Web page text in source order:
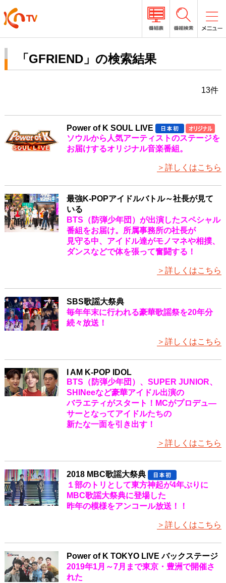
「GFRIEND」の検索結果
13件
Power of K SOUL LIVE
ソウルから人気アーティストのステージを
お届けするオリジナル音楽番組。
＞詳しくはこちら
最強K-POPアイドルバトル～社長が見て
いる
BTS（防弾少年団）が出演したスペシャル
番組をお届け。所属事務所の社長が
見守る中、アイドル達がモノマネや相撲、
ダンスなどで体を張って奮闘する！
＞詳しくはこちら
SBS歌謡大祭典
毎年年末に行われる豪華歌謡祭を20年分
続々放送！
＞詳しくはこちら
I AM K-POP IDOL
BTS（防弾少年団）、SUPER JUNIOR、
SHINeeなど豪華アイドル出演の
バラエティがスタート！MCがプロデュ―
サーとなってアイドルたちの
新たな一面を引き出す！
＞詳しくはこちら
2018 MBC歌謡大祭典
１部のトリとして東方神起が4年ぶりに
MBC歌謡大祭典に登場した
昨年の模様をアンコール放送！！
＞詳しくはこちら
Power of K TOKYO LIVE バックステージ
2019年1月～7月まで東京・豊洲で開催さ
れた